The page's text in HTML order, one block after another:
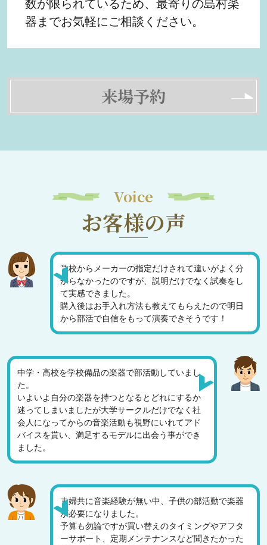
数が限られているため、最寄りの島村楽
器までお気軽にご相談ください。
来場予約
Voice
お客様の声
学校からメーカーの指定だけされて違いがよく分
からなかったのですが、説明だけでなく試奏をし
て実感できました。
購入後はお手入れ方法も教えてもらえたので明日
から部活で自信をもって演奏できそうです！
中学・高校を学校備品の楽器で部活動していまし
た。
いよいよ自分の楽器を持つとなるとどれにするか
迷ってしまいましたが大学サークルだけでなく社
会人になってからの音楽活動も視野にいれてアド
バイスを貰い、満足するモデルに出会う事ができ
ました。
夫婦共に音楽経験が無い中、子供の部活動で楽器
が必要になりました。
予算も勿論ですが買い替えのタイミングやアフタ
ーサポート、定期メンテナンスなど聞きたかった